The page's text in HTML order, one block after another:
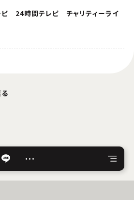
ビ 24時間テレビ チャリティーライ
…